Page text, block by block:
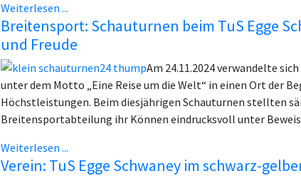
Weiterlesen ...
Breitensport: Schauturnen beim TuS Egge
und Freude
Am 24.11.2024 verwandelte
unter dem Motto „Eine Reise um die Welt“ in einen Ort der
Höchstleistungen. Beim diesjährigen Schauturnen stellten
Breitensportabteilung ihr Können eindrucksvoll unter
Weiterlesen ...
Verein: TuS Egge Schwaney im schwarz-